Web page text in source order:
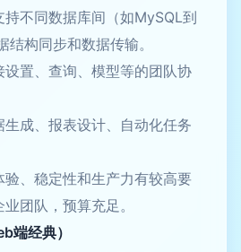
持不同数据库间（如MySQL到
构同步和数据传输。
设置、查询、模型等的团队协
生成、报表设计、自动化任务
验、稳定性和生产力有较高要
团队，预算充足。
端经典）